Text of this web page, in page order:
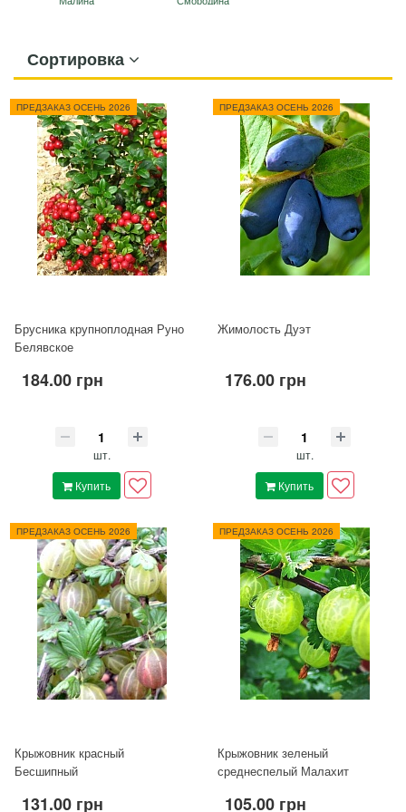
Сортировка
ПРЕДЗАКАЗ ОСЕНЬ 2026
Брусника крупноплодная Руно
Белявское
184.00 грн
шт.
Купить
ПРЕДЗАКАЗ ОСЕНЬ 2026
Жимолость Дуэт
176.00 грн
шт.
Купить
ПРЕДЗАКАЗ ОСЕНЬ 2026
Крыжовник красный
Бесшипный
131.00 грн
ПРЕДЗАКАЗ ОСЕНЬ 2026
Крыжовник зеленый
среднеспелый Малахит
105.00 грн